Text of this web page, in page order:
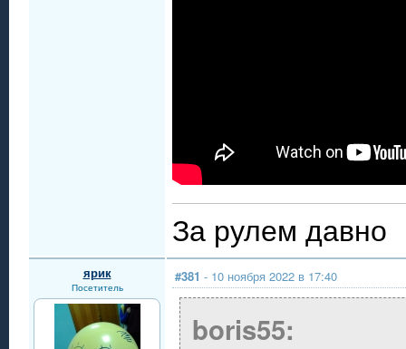
За рулем давно
ярик
Посетитель
#381 - 10 ноября 2022 в 17:40
boris55: